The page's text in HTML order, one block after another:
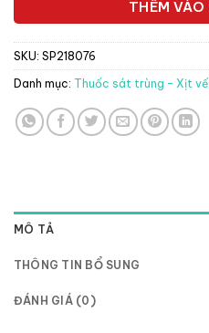
THÊM VÀO
SKU: SP218076
Danh mục: Thuốc sát trùng - Xịt
MÔ TẢ
THÔNG TIN BỔ SUNG
ĐÁNH GIÁ (0)